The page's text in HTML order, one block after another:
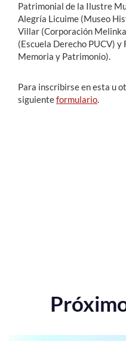
Patrimonial de la Ilustre
Alegría Licuime (Museo
Villar (Corporación
(Escuela Derecho PUCV)
Memoria y Patrimonio).
Para inscribirse en esta u
siguienteformulario.